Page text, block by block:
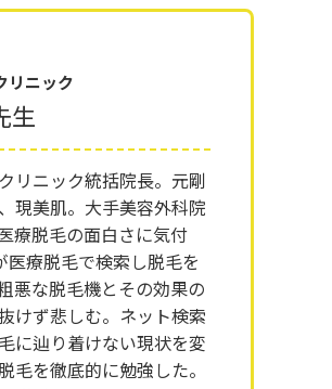
リニック
生
リニック統括院長。元剛
現美肌。大手美容外科院
療脱毛の面白さに気付
療脱毛で検索し脱毛を
悪な脱毛機とその効果の
けず悲しむ。ネット検索
に辿り着けない現状を変
毛を徹底的に勉強した。